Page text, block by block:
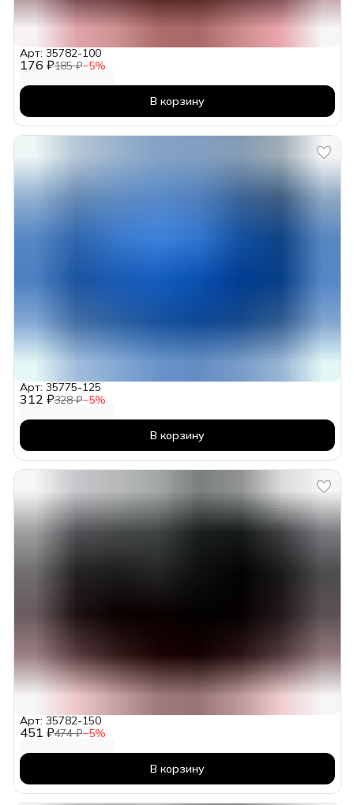
176 ₽185 ₽−5%
Арт: 35782-100
В корзину
312 ₽328 ₽−5%
Арт: 35775-125
В корзину
451 ₽474 ₽−5%
Арт: 35782-150
В корзину